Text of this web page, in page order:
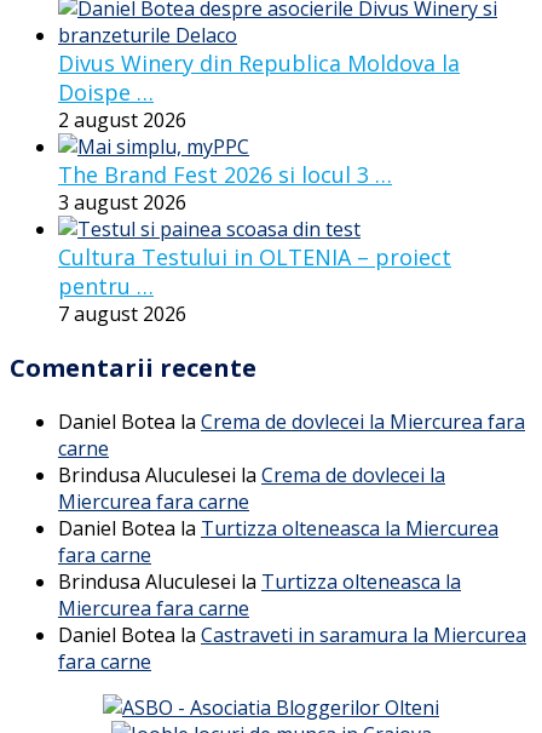
Divus Winery din Republica Moldova la
Doispe …
2 august 2026
The Brand Fest 2026 si locul 3 …
3 august 2026
Cultura Testului in OLTENIA – proiect
pentru …
7 august 2026
Comentarii recente
Daniel Botea la Crema de dovlecei la Miercurea fara
carne
Brindusa Aluculesei la Crema de dovlecei la
Miercurea fara carne
Daniel Botea la Turtizza olteneasca la Miercurea
fara carne
Brindusa Aluculesei la Turtizza olteneasca la
Miercurea fara carne
Daniel Botea la Castraveti in saramura la Miercurea
fara carne